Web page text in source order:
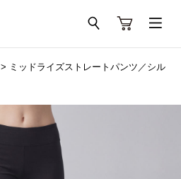
> ミッドライズストレートパンツ／シル